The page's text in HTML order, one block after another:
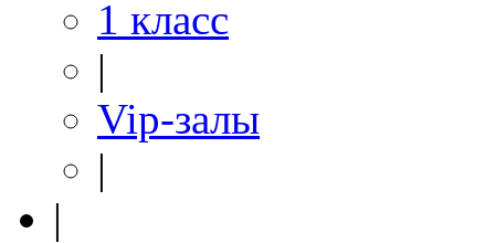
1 класс
|
Vip-залы
|
|